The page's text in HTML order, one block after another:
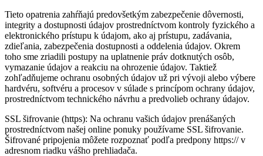
Tieto opatrenia zahŕňajú predovšetkým zabezpečenie dôvernosti,
integrity a dostupnosti údajov prostredníctvom kontroly fyzického a
elektronického prístupu k údajom, ako aj prístupu, zadávania,
zdieľania, zabezpečenia dostupnosti a oddelenia údajov. Okrem
toho sme zriadili postupy na uplatnenie práv dotknutých osôb,
vymazanie údajov a reakciu na ohrozenie údajov. Taktiež
zohľadňujeme ochranu osobných údajov už pri vývoji alebo výbere
hardvéru, softvéru a procesov v súlade s princípom ochrany údajov,
prostredníctvom technického návrhu a predvolieb ochrany údajov.
SSL šifrovanie (https): Na ochranu vašich údajov prenášaných
prostredníctvom našej online ponuky používame SSL šifrovanie.
Šifrované pripojenia môžete rozpoznať podľa predpony https:// v
adresnom riadku vášho prehliadača.